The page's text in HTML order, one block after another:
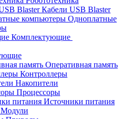
Кабели USB Blaster
Одноплатные
Комплектующие
Оперативная память
Контроллеры
Накопители
Процессоры
Источники питания
Модули